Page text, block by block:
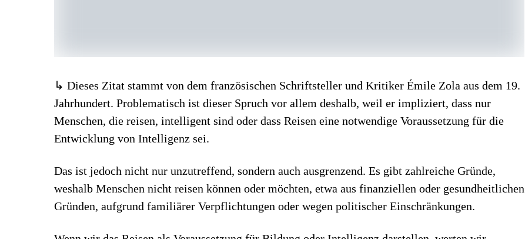
↳ Dieses Zitat stammt von dem französischen Schriftsteller und Kritiker Émile Zola aus dem 19.
Jahrhundert. Problematisch ist dieser Spruch vor allem deshalb, weil er impliziert, dass nur
Menschen, die reisen, intelligent sind oder dass Reisen eine notwendige Voraussetzung für die
Entwicklung von Intelligenz sei.
Das ist jedoch nicht nur unzutreffend, sondern auch ausgrenzend. Es gibt zahlreiche Gründe,
weshalb Menschen nicht reisen können oder möchten, etwa aus finanziellen oder gesundheitlichen
Gründen, aufgrund familiärer Verpflichtungen oder wegen politischer Einschränkungen.